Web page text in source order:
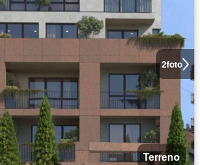
2foto
Terreno